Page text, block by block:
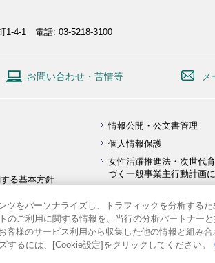
1-4-1 電話: 03-5218-3100
お問い合わせ・苦情等
る基本方針
情報公開・公文書管理
個人情報保護
女性活躍推進法・次世代
づく一般事業主行動計画
要領
をパーソナライズし、トラフィックを分析するた
ご利用に関する情報を、当行の分析パートナー
様のサービス利用から収集した他の情報と組み合
るには、[Cookie設定]をクリックしてください。